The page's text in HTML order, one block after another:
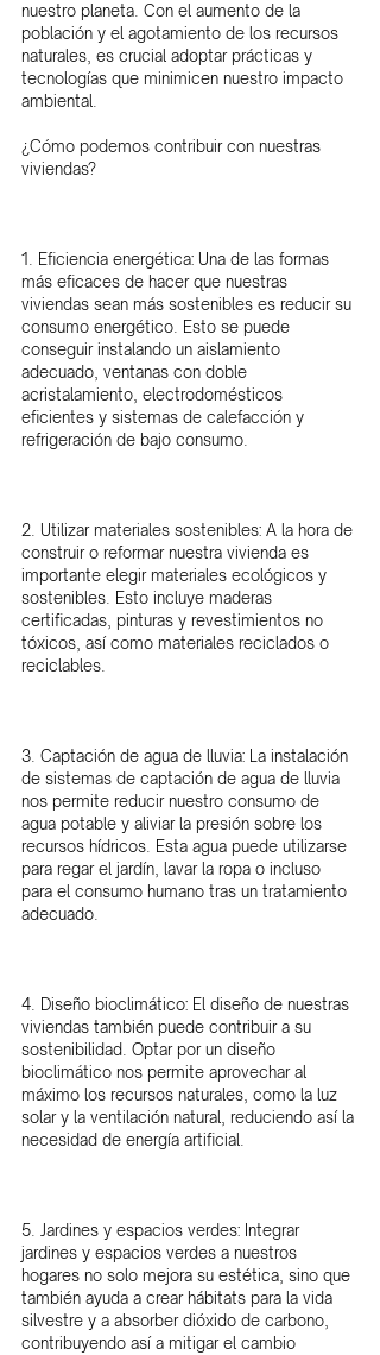
nuestro planeta. Con el aumento de la
población y el agotamiento de los recursos
naturales, es crucial adoptar prácticas y
tecnologías que minimicen nuestro impacto
ambiental.
¿Cómo podemos contribuir con nuestras
viviendas?
1. Eficiencia energética: Una de las formas
más eficaces de hacer que nuestras
viviendas sean más sostenibles es reducir su
consumo energético. Esto se puede
conseguir instalando un aislamiento
adecuado, ventanas con doble
acristalamiento, electrodomésticos
eficientes y sistemas de calefacción y
refrigeración de bajo consumo.
2. Utilizar materiales sostenibles: A la hora de
construir o reformar nuestra vivienda es
importante elegir materiales ecológicos y
sostenibles. Esto incluye maderas
certificadas, pinturas y revestimientos no
tóxicos, así como materiales reciclados o
reciclables.
3. Captación de agua de lluvia: La instalación
de sistemas de captación de agua de lluvia
nos permite reducir nuestro consumo de
agua potable y aliviar la presión sobre los
recursos hídricos. Esta agua puede utilizarse
para regar el jardín, lavar la ropa o incluso
para el consumo humano tras un tratamiento
adecuado.
4. Diseño bioclimático: El diseño de nuestras
viviendas también puede contribuir a su
sostenibilidad. Optar por un diseño
bioclimático nos permite aprovechar al
máximo los recursos naturales, como la luz
solar y la ventilación natural, reduciendo así la
necesidad de energía artificial.
5. Jardines y espacios verdes: Integrar
jardines y espacios verdes a nuestros
hogares no solo mejora su estética, sino que
también ayuda a crear hábitats para la vida
silvestre y a absorber dióxido de carbono,
contribuyendo así a mitigar el cambio